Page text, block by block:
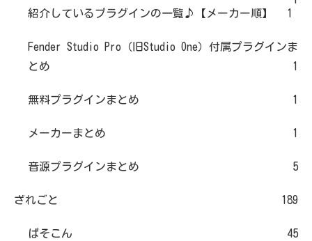
紹介しているプラグインの一覧♪【メーカー順】
1
Fender Studio Pro（旧Studio One）付属プラグインま
とめ
1
無料プラグインまとめ 1
メーカーまとめ 1
音源プラグインまとめ 5
ざれごと 189
ぱそこん 45